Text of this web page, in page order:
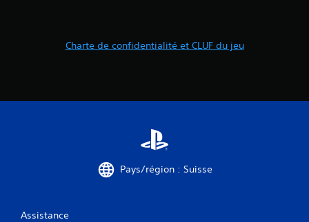
Charte de confidentialité et CLUF du jeu
Pays/région : Suisse
Assistance